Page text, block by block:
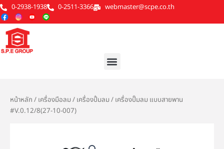
Skip
to
content
0-2938-1938 0-2511-3366 webmaster@scpe.co.th
Menu
หน้าหลัก / เครื่องมือลม / เครื่องปั้มลม / เครื่องปั๊มลม แบบสายพาน
#V.0.12/8(27-10-007)